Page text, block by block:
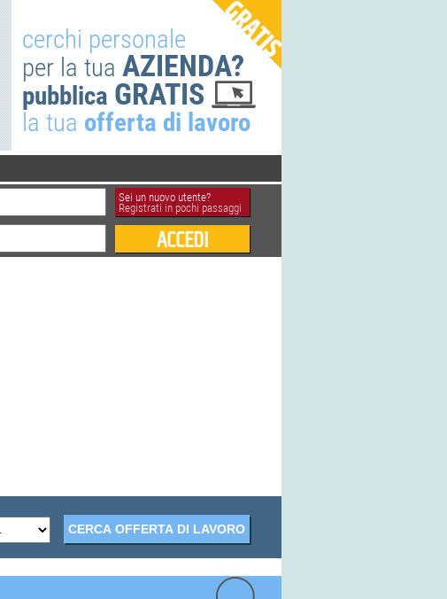
cerchi personale
per la tua AZIENDA?
pubblica GRATIS
la tua offerta di lavoro
Sei un nuovo utente?
Registrati in pochi passaggi